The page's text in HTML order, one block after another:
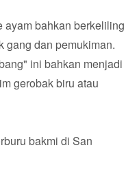
ayam bahkan berkeliling
gang dan pemukiman.
ini bahkan menjadi
gerobak biru atau
bakmi di San